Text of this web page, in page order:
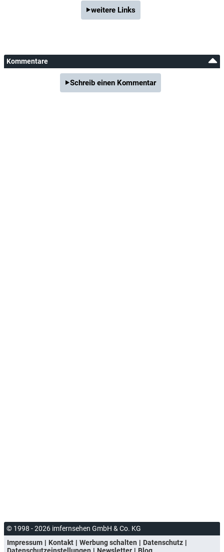
weitere Links
Kommentare
Schreib einen Kommentar
© 1998 - 2026 imfernsehen GmbH & Co. KG
Impressum
Kontakt Werbung schalten
Datenschutz